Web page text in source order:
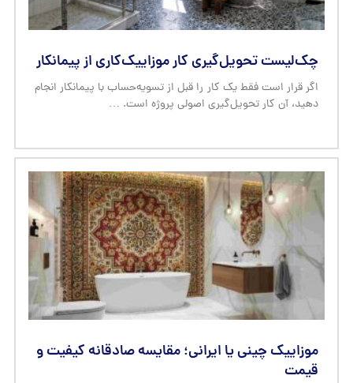
چک‌لیست تحویل‌گیری کار موزاییک‌کاری از پیمانکار
اگر قرار است فقط یک کار را قبل از تسویه‌حساب با پیمانکار انجام
دهید، آن کار تحویل‌گیری اصولی پروژه است. …
موزاییک چینی یا ایرانی؛ مقایسه صادقانه کیفیت و
قیمت